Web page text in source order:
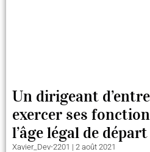
Un dirigeant
exercer ses
l’âge légal de
Xavier_Dev-2201 2 août 2021